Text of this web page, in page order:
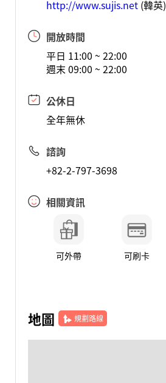
http://www.sujis.net(韓英)
開放時間
平日 11:00 ~ 22:00
週末 09:00 ~ 22:00
公休日
全年無休
諮詢
+82-2-797-3698
相關資訊
可外帶 可刷卡
地圖 規劃路線